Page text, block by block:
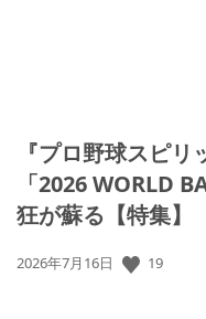
『プロ野球スピ
「2026 WORLD
狂が蘇る【特集】
公
2026年7月16日 19